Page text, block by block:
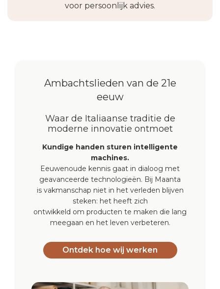
voor persoonlijk advies.
Ambachtslieden van de 21e
eeuw
Waar de Italiaanse traditie de
moderne innovatie ontmoet
Kundige handen sturen intelligente
machines.
Eeuwenoude kennis gaat in dialoog met
geavanceerde technologieën. Bij Maanta
is vakmanschap niet in het verleden blijven
steken: het heeft zich
ontwikkeld om producten te maken die lang
meegaan en het leven verbeteren.
Ontdek hoe wij werken